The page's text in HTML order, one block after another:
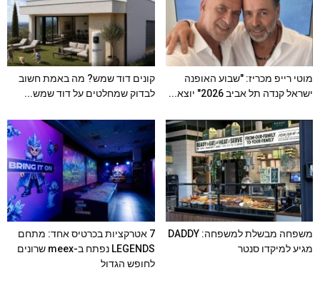
מוטי רייפ מכריז: "שבוע האופנה
ישראל קנדה תל אביב 2026" יוצא...
קונים דוד שמש? מה באמת חשוב
לבדוק שמחלטים על דוד שמש...
משפחה מבשלת למשפחה: DADDY
מגיע למיקדו סנטר
7 אטרקציות בכרטיס אחד: מתחם
LEGENDS נפתח ב-meex שרונים
לחופש הגדול